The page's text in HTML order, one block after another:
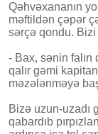
Qəhvəxananın
məftildən çəpər
sərçə qondu.
- Bax, sənin falın
qalır gəmi
məzələnməyə
Bizə uzun-uzadı
qabardıb